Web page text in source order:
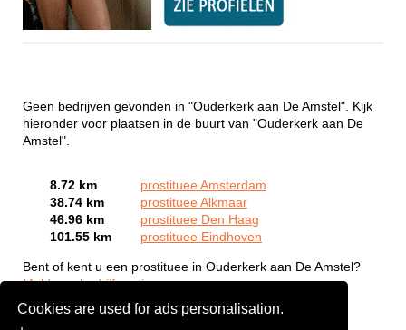
Cookies are used for ads personalisation.
Geen bedrijven gevonden in "Ouderkerk aan De Amstel". Kijk
hieronder voor plaatsen in de buurt van "Ouderkerk aan De
Amstel".
8.72 km
prostituee Amsterdam
38.74 km
prostituee Alkmaar
46.96 km
prostituee Den Haag
101.55 km
prostituee Eindhoven
Bent of kent u een prostituee in Ouderkerk aan De Amstel?
Meld een bedrijf gratis aan